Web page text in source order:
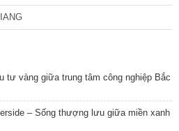
tư vàng giữa trung tâm công nghiệp Bắc
– Sống thượng lưu giữa miền xanh